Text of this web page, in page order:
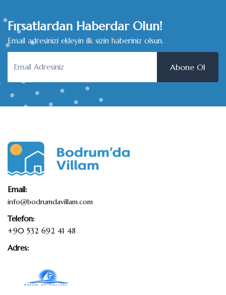
Fırsatlardan Haberdar Olun!
Email adresinizi ekleyin ilk sizin haberiniz olsun.
Abone Ol
Email:
info@bodrumdavillam.com
Telefon:
+90 532 692 41 48
Adres: